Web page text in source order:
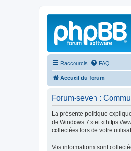
Raccourcis FAQ
Accueil du forum
Forum-seven :
La présente politique
de Windows 7 » et « https://
collectées lors de votre
Vos informations sont